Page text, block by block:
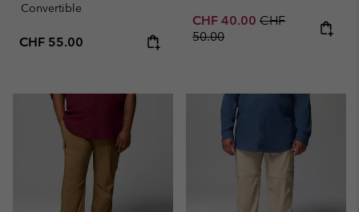
Convertible
Regular price:
CHF 55.00
Sale price:
CHF 40.00 Regular price:
CHF
50.00